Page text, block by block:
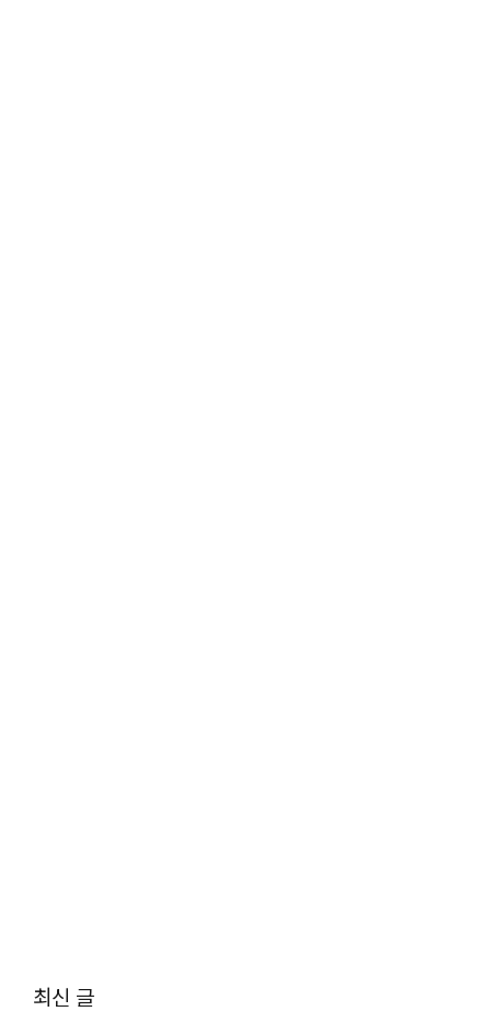
최신 글